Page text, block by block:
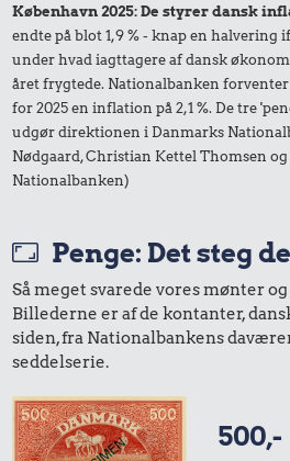
København 2025: De styrer dansk
endte på blot 1,9 % - knap en halvering
under hvad iagttagere af dansk
året frygtede. Nationalbanken forventer
for 2025 en inflation på 2,1 %. De tre
udgør direktionen i Danmarks
Nødgaard, Christian Kettel Thomsen
Nationalbanken)
Penge: Det steg
Så meget svarede vores mønter
Billederne er af de kontanter,
siden, fra Nationalbankens
seddelserie.
500,-